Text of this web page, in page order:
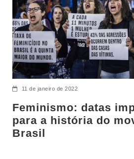
11 de janeiro de 2022
Feminismo: datas
para a história do
Brasil